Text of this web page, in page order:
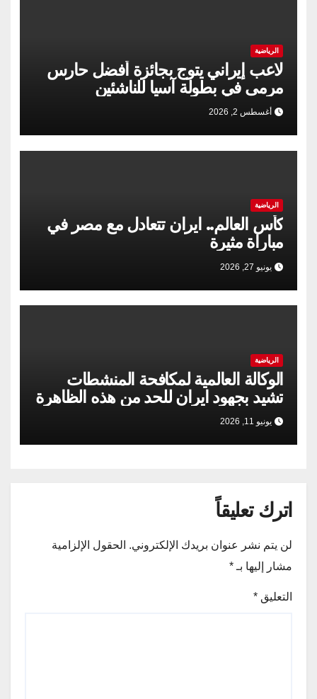
الرياضية
لاعب إیراني يتوج بجائزة أفضل حارس
مرمى في بطولة آسيا للناشئين
أغسطس 2, 2026
الرياضية
كأس العالم.. ايران تتعادل مع مصر في
مباراة مثيرة
يونيو 27, 2026
الرياضية
الوكالة العالمية لمكافحة المنشطات
تشيد بجهود ايران للحد من هذه الظاهرة
يونيو 11, 2026
اترك تعليقاً
لن يتم نشر عنوان بريدك الإلكتروني. الحقول الإلزامية
مشار إليها بـ*
التعليق *